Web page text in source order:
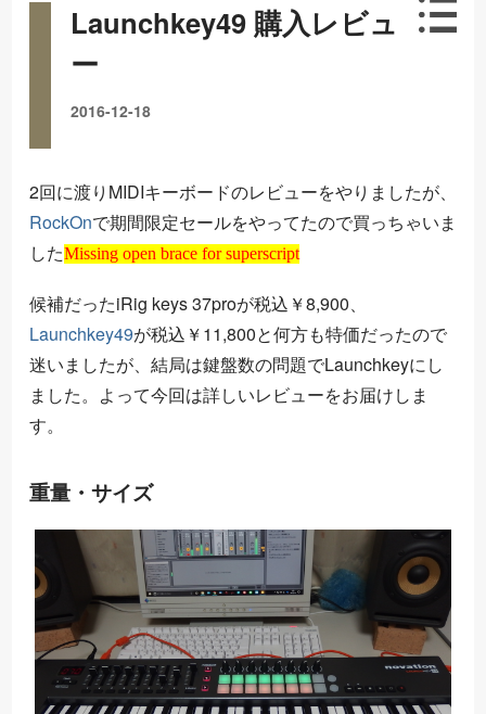
Launchkey49 購入レビュ
ー
2016-12-18
2回に渡りMIDIキーボードのレビューをやりましたが、
RockOnで期間限定セールをやってたので買っちゃいま
した Missing open brace for superscript
Missing open brace for superscript
候補だったiRig keys 37proが税込￥8,900、
Launchkey49が税込￥11,800と何方も特価だったので
迷いましたが、結局は鍵盤数の問題でLaunchkeyにし
ました。よって今回は詳しいレビューをお届けしま
す。
重量・サイズ